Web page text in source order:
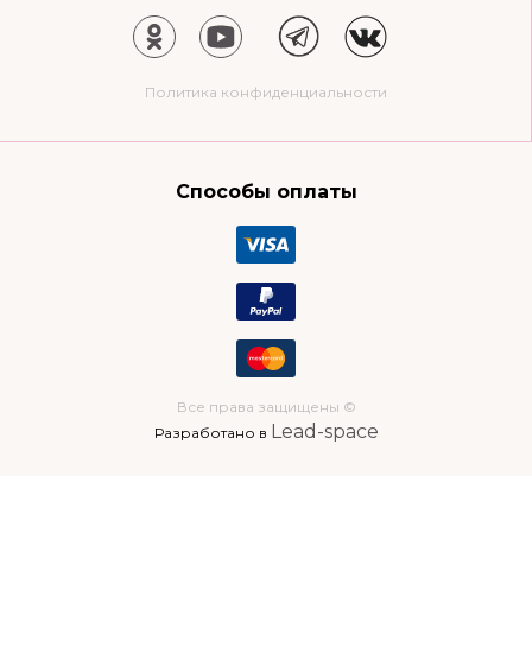
Политика конфиденциальности
Способы оплаты
Все права защищены ©
Разработано в Lead-space